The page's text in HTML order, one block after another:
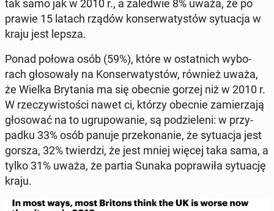
tak samo jak w 2010 r., a za­le­d­wie 8% uważa, że ​​po
prawie 15 latach rządów kon­ser­wa­ty­stów sy­tu­acja w
kraju jest lepsza.
Ponad połowa osób (59%), które w ostat­nich wy­bo­
rach gło­so­wa­ły na Kon­ser­wa­ty­stów, również uważa,
że ​​Wiel­ka Bry­ta­nia ma się obecnie gorzej niż w 2010 r.
W rze­czy­wi­sto­ści nawet ci, którzy obecnie za­mie­rza­ją
gło­so­wać na to ugru­po­wa­nie, są po­dzie­le­ni: w przy­
pad­ku 33% osób panuje prze­ko­na­nie, że sy­tu­acja jest
gorsza, 32% twier­dzi, że jest mniej więcej taka sama, a
tylko 31% uważa, że ​​par­tia Sunaka po­pra­wi­ła sy­tu­ację
kraju.